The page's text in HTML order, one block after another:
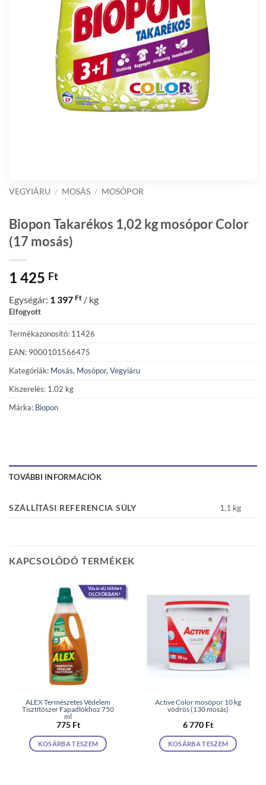
VEGYIÁRU / MOSÁS / MOSÓPOR
Biopon Takarékos 1,02 kg mosópor Color
(17 mosás)
1 425 Ft
Egységár: 1 397 Ft / kg
Elfogyott
Termékazonosító: 11426
EAN: 9000101566475
Kategóriák: Mosás, Mosópor, Vegyiáru
Kiszerelés: 1.02 kg
Márka: Biopon
TOVÁBBI INFORMÁCIÓK
SZÁLLÍTÁSI REFERENCIA SÚLY 1,1 kg
KAPCSOLÓDÓ TERMÉKEK
Vásárolj többet
OLCSÓBBAN!
ALEX Természetes Védelem
Tisztítószer Fapadlókhoz 750
ml
775 Ft
KOSÁRBA TESZEM
Active Color mosópor 10 kg
vödrös (130 mosás)
6 770 Ft
KOSÁRBA TESZEM